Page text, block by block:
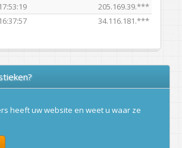
17:53:19
205.169.39.***
16:37:57 34.116.181.***
heeft uw website en weet u waar ze